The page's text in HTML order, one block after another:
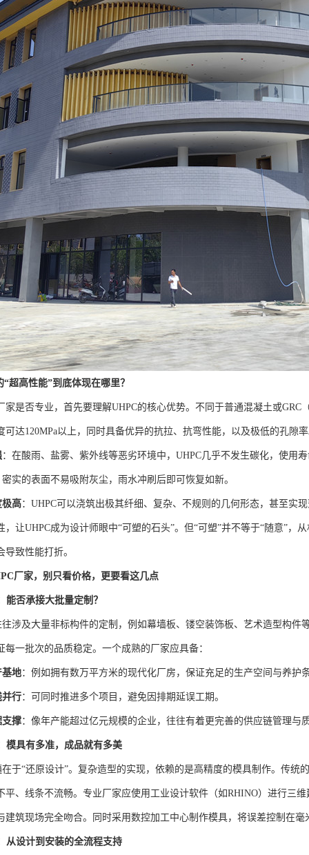
超高性能”到底体现在哪里？
家是否专业，首先要理解UHPC的核心优势。不同于普通混凝土或GRC
可达120MPa以上，同时具备优异的抗拉、抗弯性能，以及极低的孔隙
：在酸雨、盐雾、紫外线等恶劣环境中，UHPC几乎不发生碳化，使用
密实的表面不易吸附灰尘，雨水冲刷后即可恢复如新。
极高：UHPC可以浇筑出极其纤细、复杂、不规则的几何形态，甚至实
，让UHPC成为设计师眼中“可塑的石头”。但“可塑”并不等于“随意”，
导致性能打折。
厂家，别只看价格，更要看这几点
能否承接大批量定制？
往涉及大量非标构件的定制，例如幕墙板、镂空装饰板、艺术造型构件
每一批次的品质稳定。一个成熟的厂家应具备：
基地：例如拥有数万平方米的现代化厂房，保证充足的生产空间与养护
并行：可同时推进多个项目，避免因排期延误工期。
支撑：像年产能超过亿元规模的企业，往往有着更完善的供应链管理与
模具有多准，成品就有多美
在于“还原设计”。复杂造型的实现，依赖的是高精度的模具制作。传统
平、线条不流畅。专业厂家应使用工业设计软件（如RHINO）进行三
建筑现场完全吻合。同时采用数控加工中心制作模具，将误差控制在
从设计到安装的全流程支持